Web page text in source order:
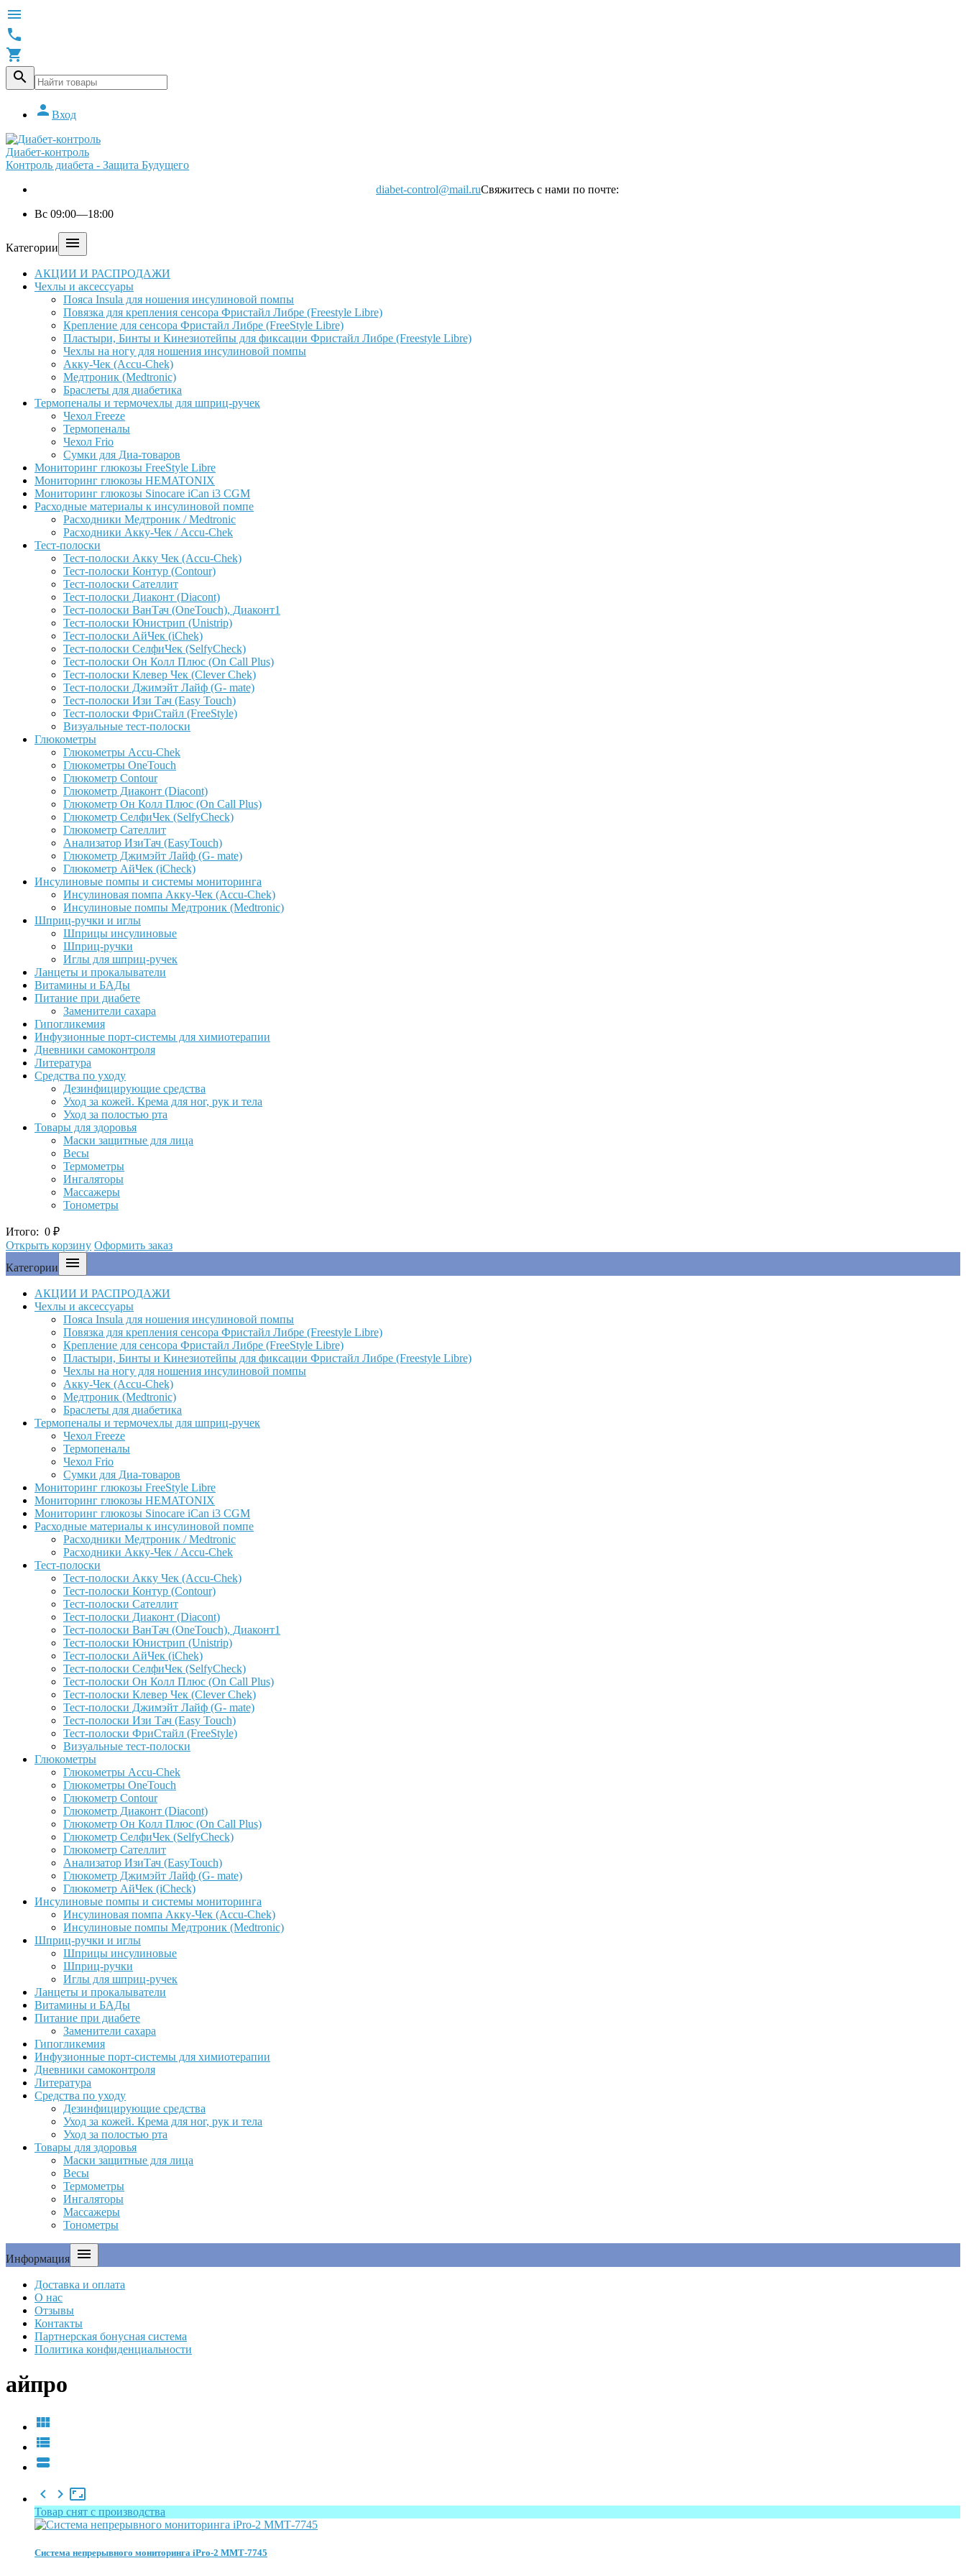




 Вход
Диабет-контроль
Контроль диабета - Защита Будущего
diabet-control@mail.ruСвяжитесь с нами по почте:
Вс 09:00—18:00
Категории 
АКЦИИ И РАСПРОДАЖИ
Чехлы и аксессуары
Пояса Insula для ношения инсулиновой помпы
Повязка для крепления сенсора Фристайл Либре (Freestyle Libre)
Крепление для сенсора Фристайл Либре (FreeStyle Libre)
Пластыри, Бинты и Кинезиотейпы для фиксации Фристайл Либре (Freestyle Libre)
Чехлы на ногу для ношения инсулиновой помпы
Акку-Чек (Accu-Chek)
Медтроник (Medtronic)
Браслеты для диабетика
Термопеналы и термочехлы для шприц-ручек
Чехол Freeze
Термопеналы
Чехол Frio
Сумки для Диа-товаров
Мониторинг глюкозы FreeStyle Libre
Мониторинг глюкозы HEMATONIX
Мониторинг глюкозы Sinocare iCan i3 CGM
Расходные материалы к инсулиновой помпе
Расходники Медтроник / Medtronic
Расходники Акку-Чек / Accu-Chek
Тест-полоски
Тест-полоски Акку Чек (Accu-Chek)
Тест-полоски Контур (Contour)
Тест-полоски Сателлит
Тест-полоски Диаконт (Diacont)
Тест-полоски ВанТач (OneTouch), Диаконт1
Тест-полоски Юнистрип (Unistrip)
Тест-полоски АйЧек (iChek)
Тест-полоски СелфиЧек (SelfyCheck)
Тест-полоски Он Колл Плюс (On Call Plus)
Тест-полоски Клевер Чек (Clever Chek)
Тест-полоски Джимэйт Лайф (G- mate)
Тест-полоски Изи Тач (Easy Touch)
Тест-полоски ФриCтайл (FreeStyle)
Визуальные тест-полоски
Глюкометры
Глюкометры Accu-Сhek
Глюкометры OneTouch
Глюкометр Contour
Глюкометр Диаконт (Diacont)
Глюкометр Он Колл Плюс (On Call Plus)
Глюкометр СелфиЧек (SelfyCheck)
Глюкометр Сателлит
Анализатор ИзиТач (EasyTouch)
Глюкометр Джимэйт Лайф (G- mate)
Глюкометр АйЧек (iCheck)
Инсулиновые помпы и системы мониторинга
Инсулиновая помпа Акку-Чек (Accu-Chek)
Инсулиновые помпы Медтроник (Medtronic)
Шприц-ручки и иглы
Шприцы инсулиновые
Шприц-ручки
Иглы для шприц-ручек
Ланцеты и прокалыватели
Витамины и БАДы
Питание при диабете
Заменители сахара
Гипогликемия
Инфузионные порт-системы для химиотерапии
Дневники самоконтроля
Литература
Средства по уходу
Дезинфицирующие средства
Уход за кожей. Крема для ног, рук и тела
Уход за полостью рта
Товары для здоровья
Маски защитные для лица
Весы
Термометры
Ингаляторы
Массажеры
Тонометры
Итого: 0 ₽
Открыть корзину Оформить заказ
Категории

АКЦИИ И РАСПРОДАЖИ
Чехлы и аксессуары
Пояса Insula для ношения инсулиновой помпы
Повязка для крепления сенсора Фристайл Либре (Freestyle Libre)
Крепление для сенсора Фристайл Либре (FreeStyle Libre)
Пластыри, Бинты и Кинезиотейпы для фиксации Фристайл Либре (Freestyle Libre)
Чехлы на ногу для ношения инсулиновой помпы
Акку-Чек (Accu-Chek)
Медтроник (Medtronic)
Браслеты для диабетика
Термопеналы и термочехлы для шприц-ручек
Чехол Freeze
Термопеналы
Чехол Frio
Сумки для Диа-товаров
Мониторинг глюкозы FreeStyle Libre
Мониторинг глюкозы HEMATONIX
Мониторинг глюкозы Sinocare iCan i3 CGM
Расходные материалы к инсулиновой помпе
Расходники Медтроник / Medtronic
Расходники Акку-Чек / Accu-Chek
Тест-полоски
Тест-полоски Акку Чек (Accu-Chek)
Тест-полоски Контур (Contour)
Тест-полоски Сателлит
Тест-полоски Диаконт (Diacont)
Тест-полоски ВанТач (OneTouch), Диаконт1
Тест-полоски Юнистрип (Unistrip)
Тест-полоски АйЧек (iChek)
Тест-полоски СелфиЧек (SelfyCheck)
Тест-полоски Он Колл Плюс (On Call Plus)
Тест-полоски Клевер Чек (Clever Chek)
Тест-полоски Джимэйт Лайф (G- mate)
Тест-полоски Изи Тач (Easy Touch)
Тест-полоски ФриCтайл (FreeStyle)
Визуальные тест-полоски
Глюкометры
Глюкометры Accu-Сhek
Глюкометры OneTouch
Глюкометр Contour
Глюкометр Диаконт (Diacont)
Глюкометр Он Колл Плюс (On Call Plus)
Глюкометр СелфиЧек (SelfyCheck)
Глюкометр Сателлит
Анализатор ИзиТач (EasyTouch)
Глюкометр Джимэйт Лайф (G- mate)
Глюкометр АйЧек (iCheck)
Инсулиновые помпы и системы мониторинга
Инсулиновая помпа Акку-Чек (Accu-Chek)
Инсулиновые помпы Медтроник (Medtronic)
Шприц-ручки и иглы
Шприцы инсулиновые
Шприц-ручки
Иглы для шприц-ручек
Ланцеты и прокалыватели
Витамины и БАДы
Питание при диабете
Заменители сахара
Гипогликемия
Инфузионные порт-системы для химиотерапии
Дневники самоконтроля
Литература
Средства по уходу
Дезинфицирующие средства
Уход за кожей. Крема для ног, рук и тела
Уход за полостью рта
Товары для здоровья
Маски защитные для лица
Весы
Термометры
Ингаляторы
Массажеры
Тонометры
Информация 
Доставка и оплата
О нас
Отзывы
Контакты
Партнерская бонусная система
Политика конфиденциальности
айпро




 
Товар снят с производства
Система непрерывного мониторинга iPro-2 ММТ-7745